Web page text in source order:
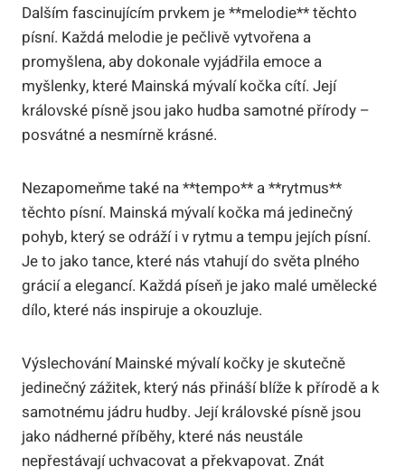
Dalším fascinujícím prvkem je **melodie** těchto
písní. Každá melodie je pečlivě vytvořena a
promyšlena, aby dokonale vyjádřila emoce a
myšlenky, které Mainská mývalí kočka cítí. Její
královské písně jsou jako hudba samotné přírody –
posvátné a nesmírně krásné.
Nezapomeňme také na **tempo** a **rytmus**
těchto písní. Mainská mývalí kočka má jedinečný
pohyb, který se odráží i v rytmu a tempu jejích písní.
Je to jako tance, které nás vtahují do světa plného
grácií a elegancí. Každá píseň je jako malé umělecké
dílo, které nás inspiruje a okouzluje.
Výslechování Mainské mývalí kočky je skutečně
jedinečný zážitek, který nás přináší blíže k přírodě a k
samotnému jádru hudby. Její královské písně jsou
jako nádherné příběhy, které nás neustále
nepřestávají uchvacovat a překvapovat. Znát